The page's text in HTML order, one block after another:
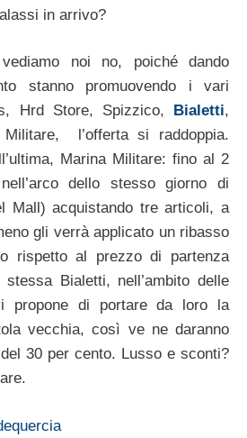
in arrivo?
noi no, poiché dando
stanno promuovendo i vari
Hrd Store, Spizzico,
Bialetti,
l’offerta si raddoppia.
Marina Militare: fino al 2
dello stesso giorno di
Mall) acquistando tre articoli, a
gli verrà applicato un ribasso
rispetto al prezzo di partenza
Bialetti, nell’ambito delle
propone di portare da loro la
vecchia, così ve ne daranno
30 per cento. Lusso e sconti?